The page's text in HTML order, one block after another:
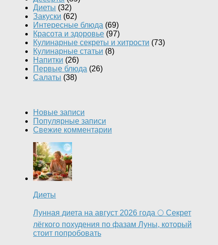
Диеты (32)
Закуски (62)
Интересные блюда (69)
Красота и здоровье (97)
Кулинарные секреты и хитрости (73)
Кулинарные статьи (8)
Напитки (26)
Первые блюда (26)
Салаты (38)
Новые записи
Популярные записи
Свежие комментарии
Диеты
Лунная диета на август 2026 года 🌕 Секрет
лёгкого похудения по фазам Луны, который
стоит попробовать